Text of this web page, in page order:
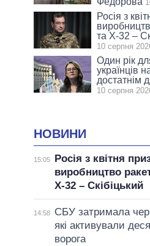
Росія з
та Х-32 –
10 серпня
Один рік
українців
достатнім
10 серпня
НОВИНИ
15:05
Росія з квітня
виробництво
Х-32 – Скібіцький
14:58
СБУ затримала
які активували
ворога